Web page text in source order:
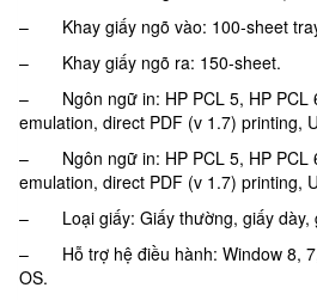
– Khay giấy ngõ vào: 100-sheet
– Khay giấy ngõ ra: 150-sheet.
– Ngôn ngữ in: HP PCL 5, HP PCL
emulation, direct PDF (v 1.7) printing,
– Ngôn ngữ in: HP PCL 5, HP PCL
emulation, direct PDF (v 1.7) printing,
– Loại giấy: Giấy thường, giấy dày,
– Hỗ trợ hệ điều hành: Window 8, 7,
OS.